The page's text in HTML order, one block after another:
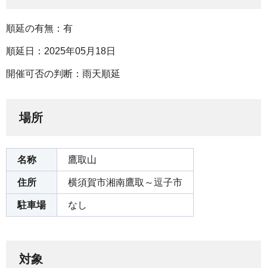
順延の有無：有
順延日：2025年05月18日
開催可否の判断：雨天順延
場所
名称 鷹取山
住所 横須賀市湘南鷹取～逗子市
駐車場 なし
対象